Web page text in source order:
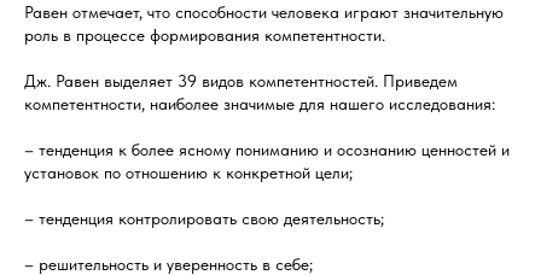
Равен отмечает, что способности человека играют значительную
роль в процессе формирования компетентности.
Дж. Равен выделяет 39 видов компетентностей. Приведем
компетентности, наиболее значимые для нашего исследования:
– тенденция к более ясному пониманию и осознанию ценностей и
установок по отношению к конкретной цели;
– тенденция контролировать свою деятельность;
– решительность и уверенность в себе;